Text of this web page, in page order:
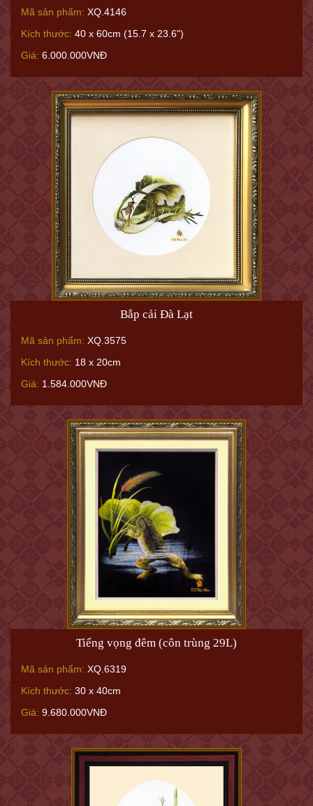
Mã sản phẩm: XQ.4146
Kích thước: 40 x 60cm (15.7 x 23.6")
Giá: 6.000.000VNĐ
Bắp cải Đà Lạt
Mã sản phẩm: XQ.3575
Kích thước: 18 x 20cm
Giá: 1.584.000VNĐ
Tiếng vọng đêm (côn trùng 29L)
Mã sản phẩm: XQ.6319
Kích thước: 30 x 40cm
Giá: 9.680.000VNĐ